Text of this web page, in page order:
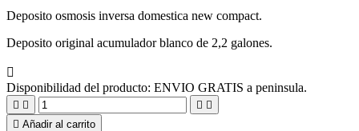
Deposito osmosis inversa domestica new compact.
Deposito original acumulador blanco de 2,2 galones.

Disponibilidad del producto: ENVIO GRATIS a peninsula.
   
 Añadir al carrito